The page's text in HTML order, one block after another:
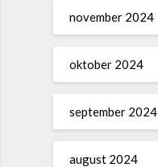
november 2024
oktober 2024
september 2024
august 2024